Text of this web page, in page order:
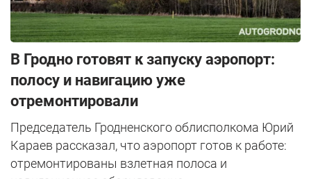
В Гродно готовят к запуску аэропорт:
полосу и навигацию уже
отремонтировали
Председатель Гродненского облисполкома Юрий
Караев рассказал, что аэропорт готов к работе:
отремонтированы взлетная полоса и